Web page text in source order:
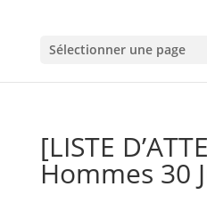
Sélectionner une page
[LISTE
Hommes 30